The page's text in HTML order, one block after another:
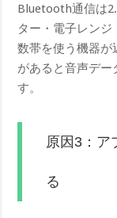
Bluetooth通信は
ター・電子レン
数帯を使う機器が
があると音声デー
す。
原因3：ア
る